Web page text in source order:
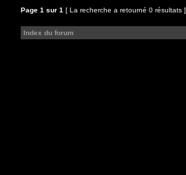
Page 1 sur 1 [ La recherche a retourné 0 résultats ]
Index du forum